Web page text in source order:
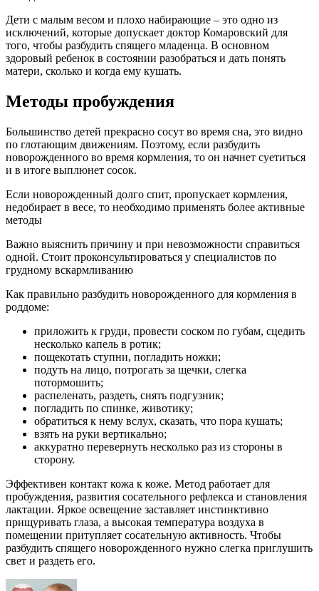
Дети с малым весом и плохо набирающие – это одно из
исключений, которые допускает доктор Комаровский для
того, чтобы разбудить спящего младенца. В основном
здоровый ребенок в состоянии разобраться и дать понять
матери, сколько и когда ему кушать.
Методы пробуждения
Большинство детей прекрасно сосут во время сна, это видно
по глотающим движениям. Поэтому, если разбудить
новорожденного во время кормления, то он начнет суетиться
и в итоге выплюнет сосок.
Если новорожденный долго спит, пропускает кормления,
недобирает в весе, то необходимо применять более активные
методы
Важно выяснить причину и при невозможности справиться
одной. Стоит проконсультироваться у специалистов по
грудному вскармливанию
Как правильно разбудить новорожденного для кормления в
роддоме:
приложить к груди, провести соском по губам, сцедить
несколько капель в ротик;
пощекотать ступни, погладить ножки;
подуть на лицо, потрогать за щечки, слегка
потормошить;
распеленать, раздеть, снять подгузник;
погладить по спинке, животику;
обратиться к нему вслух, сказать, что пора кушать;
взять на руки вертикально;
аккуратно перевернуть несколько раз из стороны в
сторону.
Эффективен контакт кожа к коже. Метод работает для
пробуждения, развития сосательного рефлекса и становления
лактации. Яркое освещение заставляет инстинктивно
прищуривать глаза, а высокая температура воздуха в
помещении притупляет сосательную активность. Чтобы
разбудить спящего новорожденного нужно слегка приглушить
свет и раздеть его.